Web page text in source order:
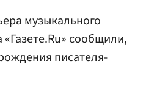
музыкального
сообщили,
писателя-